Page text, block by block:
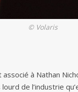
© Volaris
à Nathan
de l’industrie